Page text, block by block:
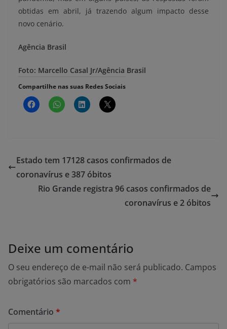
obtidas em abril, já trazendo algum impacto desse
novo cenário.
Agência Brasil
Foto: Marcello Casal Jr/Agência Brasil
Compartilhe nas suas Redes Sociais
Estado tem 17128 casos confirmados de
coronavírus e 387 óbitos
Rio Grande registra 96 casos confirmados de
coronavírus e 2 óbitos
Deixe um comentário
O seu endereço de e-mail não será publicado. Campos
obrigatórios são marcados com *
Comentário *